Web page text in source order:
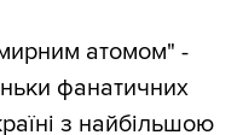
атомом" -
фанатичних
з найбільшою